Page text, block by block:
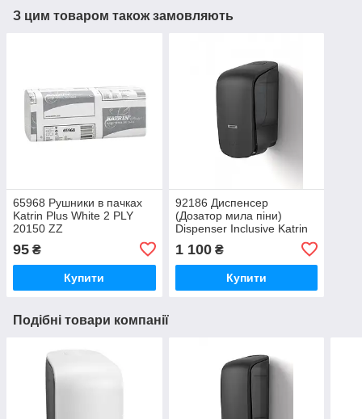
З цим товаром також замовляють
65968 Рушники в пачках
Katrin Plus White 2 PLY
20150 ZZ
95 ₴
Купити
92186 Диспенсер
(Дозатор мила піни)
Dispenser Inclusive Katrin
1 100₴
Купити
Подібні товари компанії